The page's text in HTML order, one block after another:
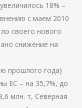
18% –
с маем 2010
своего нового
снижение на
прошлого года)
ЕС – на 35,7%, до
млн. т, Северная